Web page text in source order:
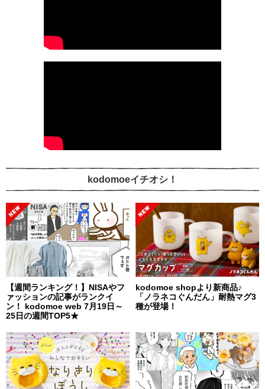
kodomoeイチオシ！
【週間ランキング！】NISAやフ
ァッションの記事がランクイ
ン！ kodomoe web 7月19日～
25日の週間TOP5★
kodomoe shopより新商品♪
「ノラネコぐんだん」耐熱マグ3
種が登場！